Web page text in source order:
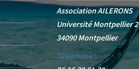
Association AILERONS
Université Montpellier 2
34090 Montpellier
Téléphone :